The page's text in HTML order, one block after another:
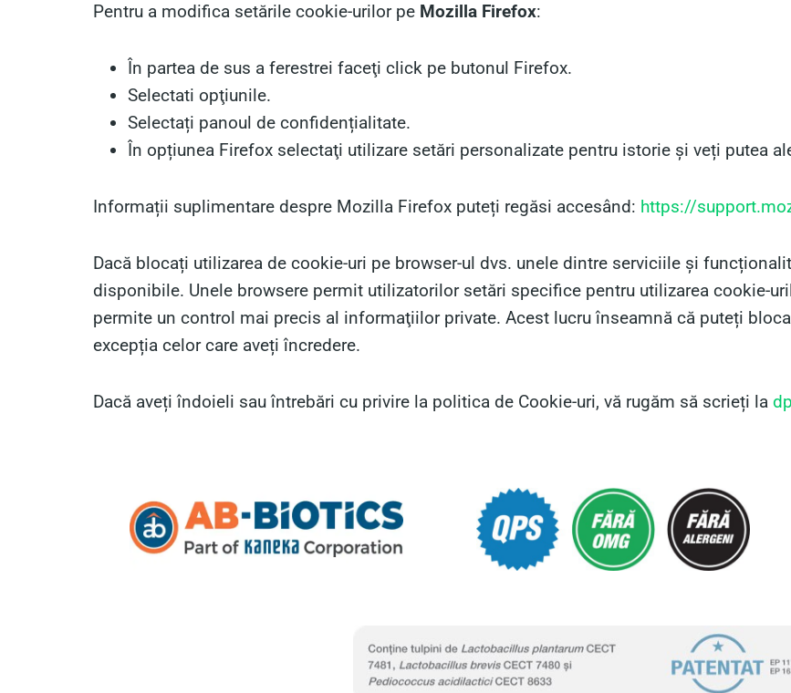
Pentru a modifica setările cookie-urilor pe Mozilla Firefox:
În partea de sus a ferestrei faceţi click pe butonul Firefox.
Selectati opţiunile.
Selectați panoul de confidențialitate.
În opțiunea Firefox selectaţi utilizare setări personalizate pentru istorie și veți putea
Informații suplimentare despre Mozilla Firefox puteți regăsi accesând: https://
Dacă blocați utilizarea de cookie-uri pe browser-ul dvs. unele dintre serviciile și
disponibile. Unele browsere permit utilizatorilor setări specifice pentru utilizarea cookie-
permite un control mai precis al informaţiilor private. Acest lucru înseamnă că puteți
excepția celor care aveți încredere.
Dacă aveți îndoieli sau întrebări cu privire la politica de Cookie-uri, vă rugăm să scrieți la